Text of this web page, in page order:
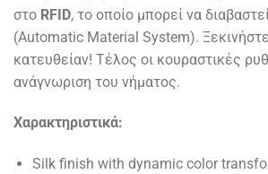
στο RFID, το οποίο μπορεί να
(Automatic Material System).
κατευθείαν! Τέλος οι κουραστικές
ανάγνωριση του νήματος.
Χαρακτηριστικά:
Silk finish with dynamic color